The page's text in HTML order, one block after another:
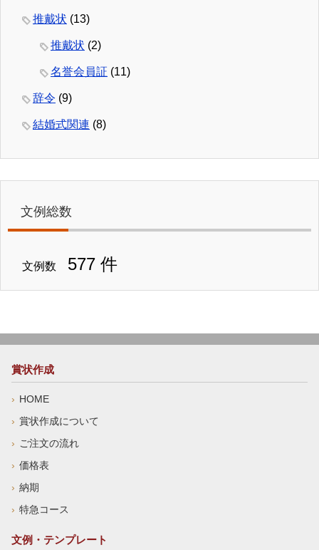
推戴状 (13)
推戴状 (2)
名誉会員証 (11)
辞令 (9)
結婚式関連 (8)
文例総数
文例数 577 件
賞状作成
HOME
賞状作成について
ご注文の流れ
価格表
納期
特急コース
文例・テンプレート